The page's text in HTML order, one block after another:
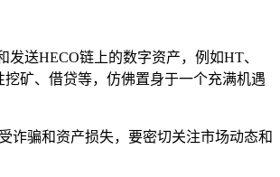
送HECO链上的数字资产，例如HT、
矿、借贷等，仿佛置身于一个充满机遇
诈骗和资产损失，要密切关注市场动态和